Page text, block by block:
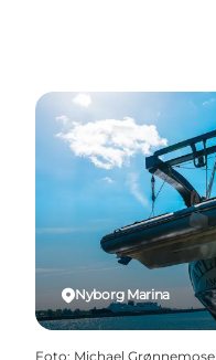
Nyborg Marina
Foto: Michael Grønnemose